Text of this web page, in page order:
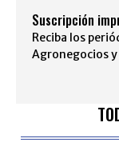
Suscripción
Reciba los
Agronegocios